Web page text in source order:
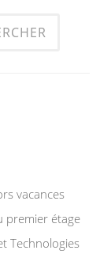
vacances
premier étage
Technologies